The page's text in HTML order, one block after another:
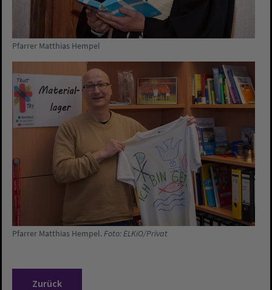
Pfarrer Matthias Hempel
Pfarrer Matthias Hempel.Foto: ELKiO/Privat
Zurück